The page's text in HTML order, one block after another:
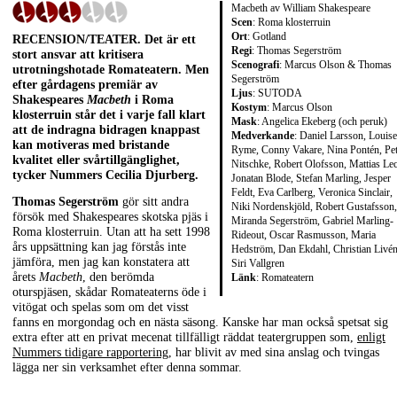
Macbeth av William Shakespeare
Scen: Roma klosterruin
Ort: Gotland
Regi: Thomas Segerström
Scenografi: Marcus Olson & Thomas
Segerström
Ljus: SUTODA
Kostym: Marcus Olson
Mask: Angelica Ekeberg (och peruk)
Medverkande: Daniel Larsson, Louise
Ryme, Conny Vakare, Nina Pontén,
Nitschke, Robert Olofsson, Mattias
Jonatan Blode, Stefan Marling, Jesper
Feldt, Eva Carlberg, Veronica Sinclair,
Niki Nordenskjöld, Robert Gustafsson,
Miranda Segerström, Gabriel Marling-
Rideout, Oscar Rasmusson, Maria
Hedström, Dan Ekdahl, Christian
Siri Vallgren
Länk: Romateatern
RECENSION/TEATER. Det är ett
stort ansvar att kritisera
utrotningshotade Romateatern. Men
efter gårdagens premiär av
Shakespeares Macbeth i Roma
klosterruin står det i varje fall klart
att de indragna bidragen knappast
kan motiveras med bristande
kvalitet eller svårtillgänglighet,
tycker Nummers Cecilia Djurberg.
Thomas Segerström gör sitt andra
försök med Shakespeares skotska pjäs i
Roma klosterruin. Utan att ha sett 1998
års uppsättning kan jag förstås inte
jämföra, men jag kan konstatera att
årets Macbeth, den berömda
oturspjäsen, skådar Romateaterns öde i
vitögat och spelas som om det visst
fanns en morgondag och en nästa säsong. Kanske har man också spetsat sig
extra efter att en privat mecenat tillfälligt räddat teatergruppen som, enligt
Nummers tidigare rapportering, har blivit av med sina anslag och tvingas
lägga ner sin verksamhet efter denna sommar.